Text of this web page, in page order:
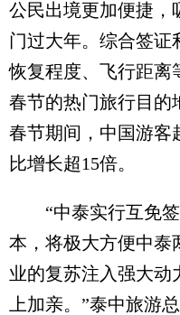
公民出境更加便捷，
门过大年。综合签证
恢复程度、飞行距离
春节的热门旅行目的
春节期间，中国游客
比增长超15倍。
“中泰实行互免签
本，将极大方便中泰
业的复苏注入强大动
上加亲。”泰中旅游